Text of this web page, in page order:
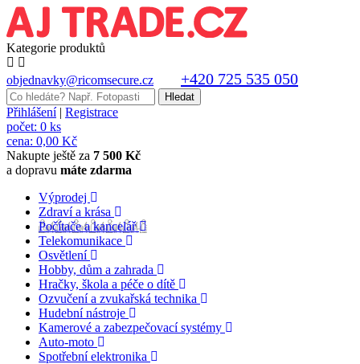
Kategorie produktů
objednavky@ricomsecure.cz +420 725 535 050
Přihlášení| Registrace
počet: 0 ks
cena: 0,00 Kč
Nakupte ještě za 7 500 Kč
a dopravu máte zdarma
Výprodej
Zdraví a krása
Počítače a kancelář
Telekomunikace
Osvětlení
Hobby, dům a zahrada
Hračky, škola a péče o dítě
Ozvučení a zvukařská technika
Hudební nástroje
Kamerové a zabezpečovací systémy
Auto-moto
Spotřební elektronika